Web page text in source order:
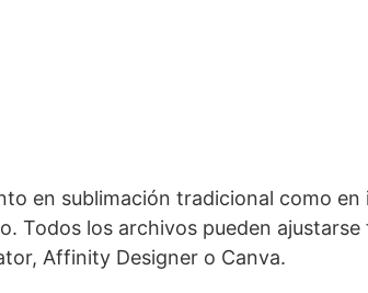
en sublimación tradicional como en
Todos los archivos pueden
Affinity Designer o Canva.